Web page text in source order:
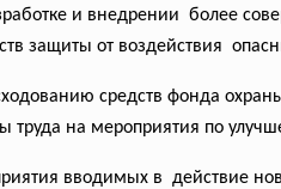
и внедрении более
защиты от воздействия
средств фонда
труда на мероприятия по
вводимых в действие